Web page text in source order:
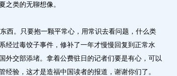
之类的无聊想像。
西。只要抱一颗平常心，用常识去看问题，什么类
经过毒饺子事件，修补了一年才慢慢回复到正常水
外交部添堵。拿着公费驻日的记者们要是有心，可以
经验，这才是造福中国读者的报道，谢谢你们了。